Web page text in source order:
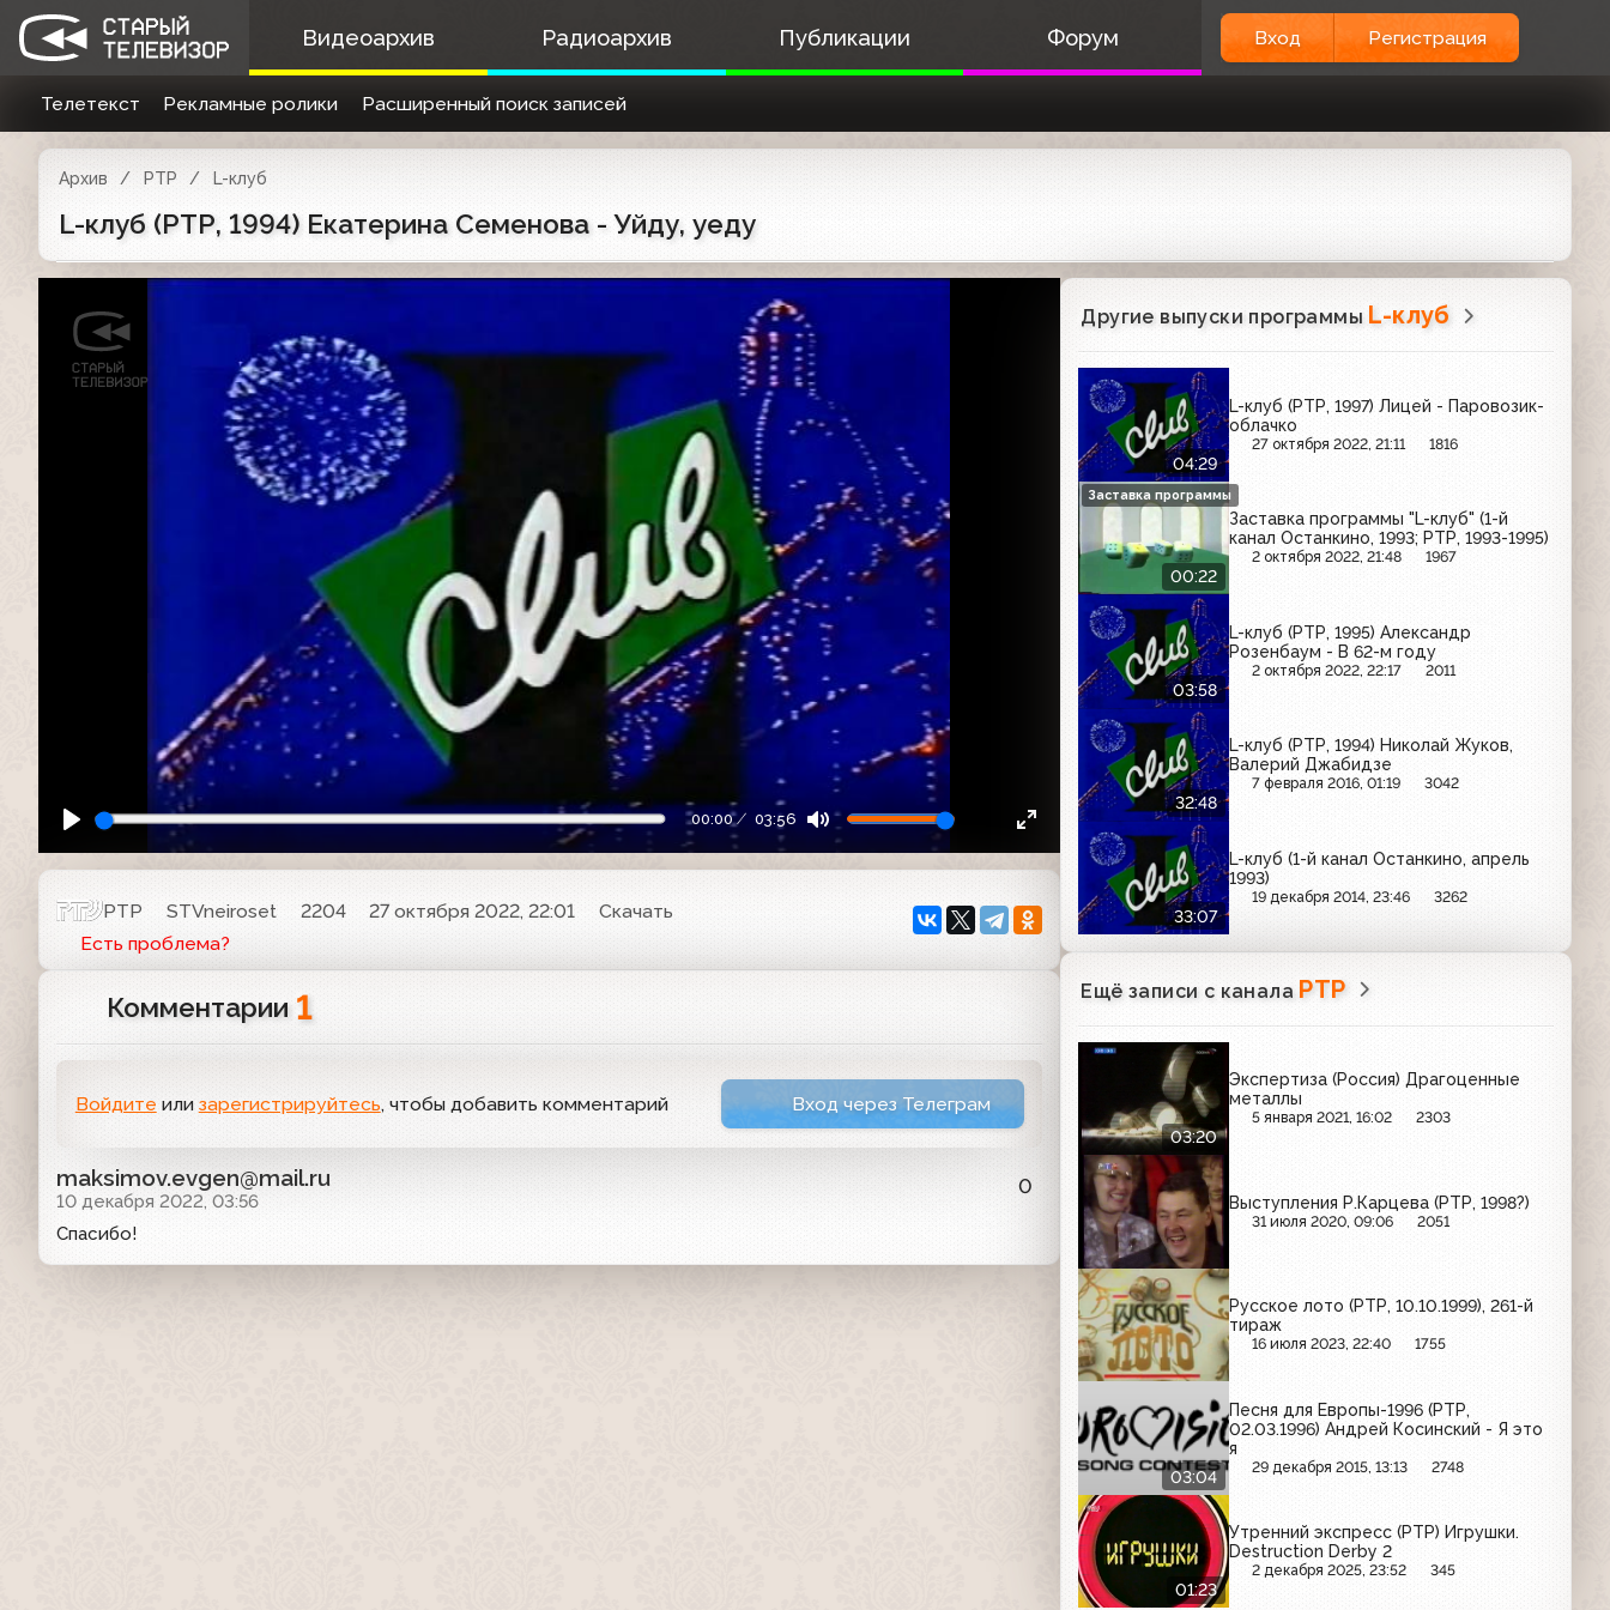
Видеоархив Радиоархив Публикации Форум Вход Регистрация
Телетекст Рекламные ролики Расширенный поиск записей
Архив РТР L-клуб
L-клуб (РТР, 1994) Екатерина Семенова - Уйду, уеду
00:00 03:56
РТР STVneiroset 2204 27 октября 2022, 22:01
Скачать
Есть проблема?
Комментарии 1
Войдите или зарегистрируйтесь, чтобы добавить комментарий Вход через Телеграм
maksimov.evgen@mail.ru
10 декабря 2022, 03:56
0
Спасибо!
Другие выпуски программы L-клуб
04:29
L-клуб (РТР, 1997) Лицей - Паровозик-
облачко
27 октября 2022, 21:11 1816
00:22
Заставка программы "L-клуб" (1-й
канал Останкино, 1993; РТР, 1993-1995)
2 октября 2022, 21:48 1967
Заставка программы
03:58
L-клуб (РТР, 1995) Александр
Розенбаум - В 62-м году
2 октября 2022, 22:17 2011
32:48
L-клуб (РТР, 1994) Николай Жуков,
Валерий Джабидзе
7 февраля 2016, 01:19 3042
33:07
L-клуб (1-й канал Останкино, апрель
1993)
19 декабря 2014, 23:46 3262
Ещё записи с канала РТР
03:20
Экспертиза (Россия) Драгоценные
металлы
5 января 2021, 16:02 2303
Выступления Р.Карцева (РТР, 1998?)
31 июля 2020, 09:06 2051
Русское лото (РТР, 10.10.1999), 261-й
тираж
16 июля 2023, 22:40 1755
03:04
Песня для Европы-1996 (РТР,
02.03.1996) Андрей Косинский - Я это
я
29 декабря 2015, 13:13 2748
01:23
Утренний экспресс (РТР) Игрушки.
Destruction Derby 2
2 декабря 2025, 23:52 345